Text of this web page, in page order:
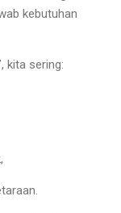
kebutuhan
kita sering: